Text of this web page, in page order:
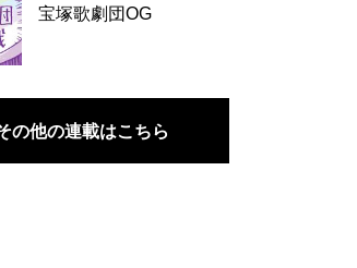
宝塚歌劇団OG
の他の連載はこちら